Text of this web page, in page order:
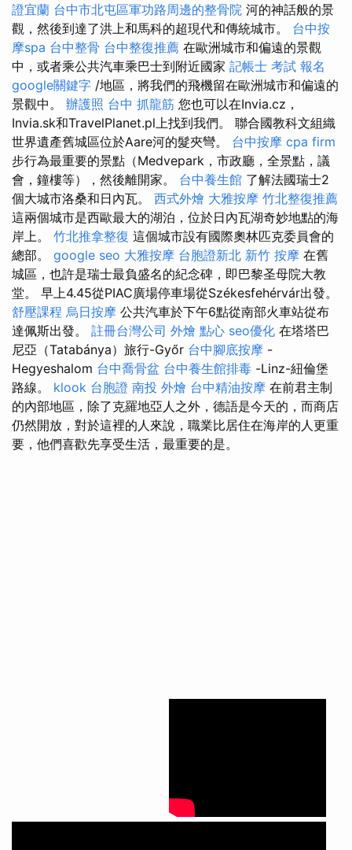
證宜蘭 台中市北屯區軍功路周邊的整骨院 河的神話般的景
觀，然後到達了洪上和馬科的超現代和傳統城市。 台中按
摩spa 台中整骨 台中整復推薦 在歐洲城市和偏遠的景觀
中，或者乘公共汽車乘巴士到附近國家 記帳士 考試 報名
google關鍵字 /地區，將我們的飛機留在歐洲城市和偏遠的
景觀中。 辦護照 台中 抓龍筋 您也可以在Invia.cz，
Invia.sk和TravelPlanet.pl上找到我們。 聯合國教科文組織
世界遺產舊城區位於Aare河的髮夾彎。 台中按摩 cpa firm
步行為最重要的景點（Medvepark，市政廳，全景點，議
會，鐘樓等），然後離開家。 台中養生館 了解法國瑞士2
個大城市洛桑和日內瓦。 西式外燴 大雅按摩 竹北整復推薦
這兩個城市是西歐最大的湖泊，位於日內瓦湖奇妙地點的海
岸上。 竹北推拿整復 這個城市設有國際奧林匹克委員會的
總部。 google seo 大雅按摩 台胞證新北 新竹 按摩 在舊
城區，也許是瑞士最負盛名的紀念碑，即巴黎圣母院大教
堂。 早上4.45從PIAC廣場停車場從Székesfehérvár出發。
舒壓課程 烏日按摩 公共汽車於下午6點從南部火車站從布
達佩斯出發。 註冊台灣公司 外燴 點心 seo優化 在塔塔巴
尼亞（Tatabánya）旅行-Győr 台中腳底按摩 -
Hegyeshalom 台中喬骨盆 台中養生館排毒 -Linz-紐倫堡
路線。 klook 台胞證 南投 外燴 台中精油按摩 在前君主制
的內部地區，除了克羅地亞人之外，德語是今天的，而商店
仍然開放，對於這裡的人來說，職業比居住在海岸的人更重
要，他們喜歡先享受生活，最重要的是。